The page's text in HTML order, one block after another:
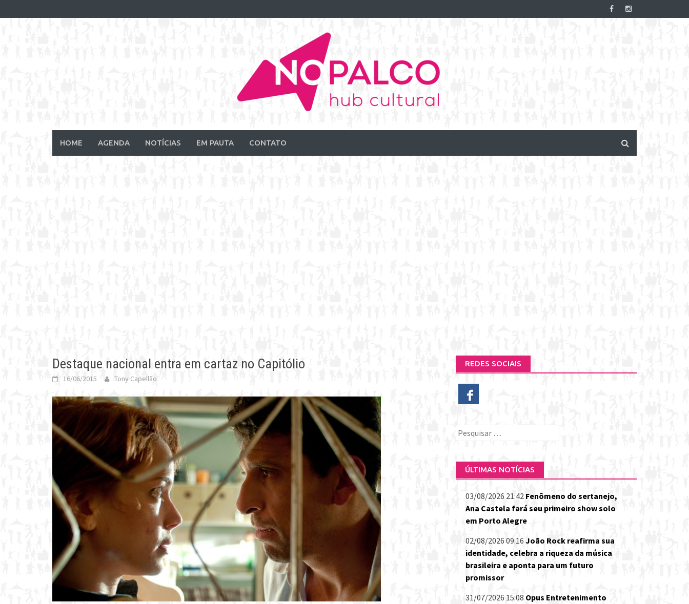
to
HOME AGENDA NOTÍCIAS EM PAUTA CONTATO
Destaque nacional entra em cartaz no Capitólio
16/06/2015 Tony Capellão
REDES SOCIAIS
Pesquisar
ÚLTIMAS NOTÍCIAS
03/08/2026 21:42 Fenômeno do sertanejo,
Ana Castela fará seu primeiro show solo
em Porto Alegre
02/08/2026 09:16 João Rock reafirma sua
identidade, celebra a riqueza da música
brasileira e aponta para um futuro
promissor
31/07/2026 15:08 Opus Entretenimento